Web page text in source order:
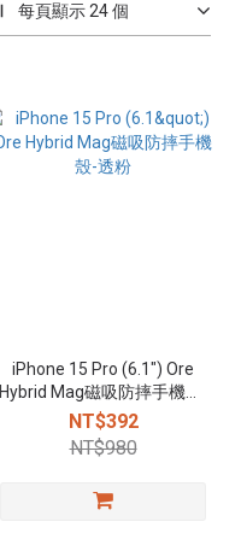
每頁顯示 24 個
iPhone 15 Pro (6.1") Ore
Hybrid Mag磁吸防摔手機殼-
透粉
NT$392
NT$980